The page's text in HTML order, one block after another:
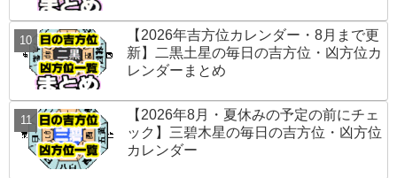
【2026年吉方位カレンダー・8月まで更
新】二黒土星の毎日の吉方位・凶方位カ
レンダーまとめ
【2026年8月・夏休みの予定の前にチェ
ック】三碧木星の毎日の吉方位・凶方位
カレンダー